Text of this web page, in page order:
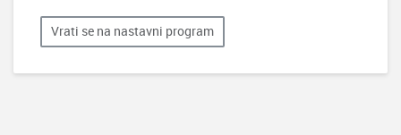
Vrati se na nastavni program